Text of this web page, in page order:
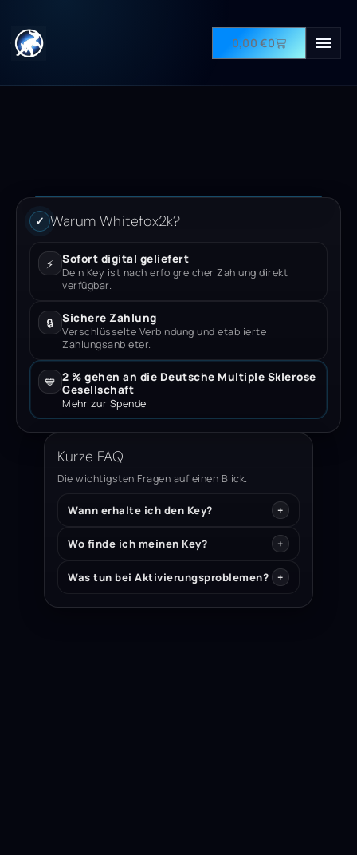
0,00€0
✓ Warum Whitefox2k?
⚡ Sofort digital geliefert
Dein Key ist nach erfolgreicher Zahlung direkt
verfügbar.
🔒 Sichere Zahlung
Verschlüsselte Verbindung und etablierte
Zahlungsanbieter.
💙 2 % gehen an die Deutsche Multiple Sklerose
Gesellschaft
Mehr zur Spende
Kurze FAQ
Die wichtigsten Fragen auf einen Blick.
Wann erhalte ich den Key?
Wo finde ich meinen Key?
Was tun bei Aktivierungsproblemen?